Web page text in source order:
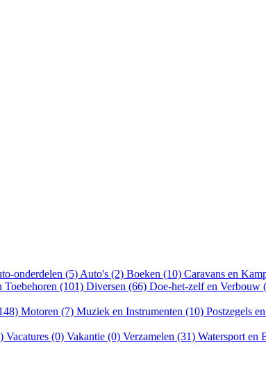
onderdelen (5) Auto's (2) Boeken (10) Caravans en
Toebehoren (101) Diversen (66) Doe-het-zelf en Verbouw
Motoren (7) Muziek en Instrumenten (10) Postzegels
Vacatures (0) Vakantie (0) Verzamelen (31) Watersport en